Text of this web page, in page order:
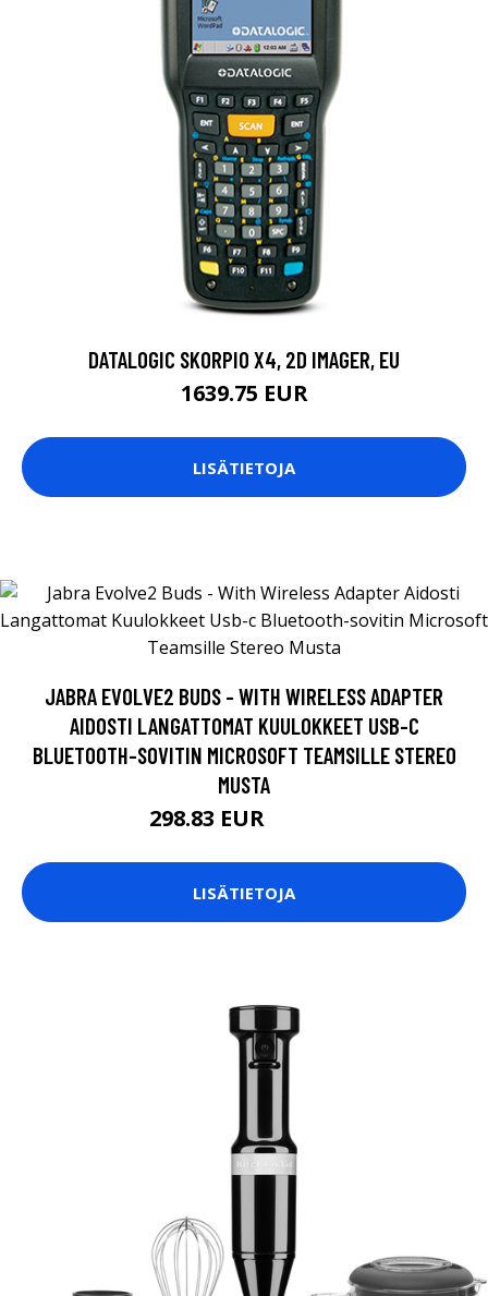
DATALOGIC SKORPIO X4, 2D IMAGER, EU
1639.75 EUR
LISÄTIETOJA
JABRA EVOLVE2 BUDS - WITH WIRELESS ADAPTER
AIDOSTI LANGATTOMAT KUULOKKEET USB-C
BLUETOOTH-SOVITIN MICROSOFT TEAMSILLE STEREO
MUSTA
298.83 EUR
LISÄTIETOJA